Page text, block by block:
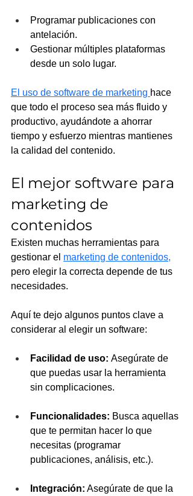
Programar publicaciones con
antelación.
Gestionar múltiples plataformas
desde un solo lugar.
El uso de software de marketing hace
que todo el proceso sea más fluido y
productivo, ayudándote a ahorrar
tiempo y esfuerzo mientras mantienes
la calidad del contenido.
El mejor software para
marketing de
contenidos
Existen muchas herramientas para
gestionar el marketing de contenidos,
pero elegir la correcta depende de tus
necesidades.
Aquí te dejo algunos puntos clave a
considerar al elegir un software:
Facilidad de uso: Asegúrate de
que puedas usar la herramienta
sin complicaciones.
Funcionalidades: Busca aquellas
que te permitan hacer lo que
necesitas (programar
publicaciones, análisis, etc.).
Integración: Asegúrate de que la